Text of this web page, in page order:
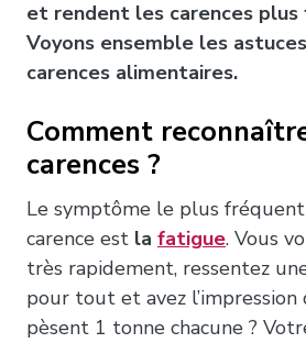
et rendent les carences
Voyons ensemble les
carences alimentaires.
Comment
carences ?
Le symptôme le plus fréquent
carence est la fatigue. Vous
très rapidement, ressentez
pour tout et avez l’impression
pèsent 1 tonne chacune ?